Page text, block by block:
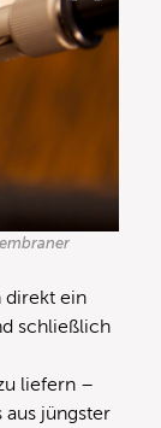
direkt ein
schließlich
liefern –
jüngster